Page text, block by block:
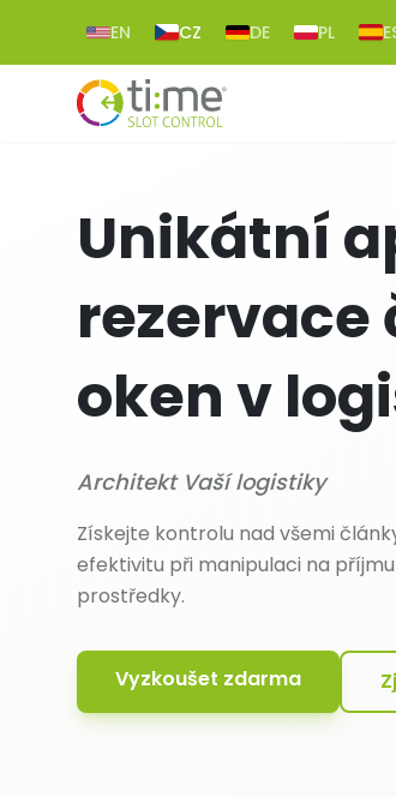
EN CZ DE PL
Unikátní
rezervace
oken v
Architekt Vaší logistiky
Získejte kontrolu nad všemi
efektivitu při manipulaci na
prostředky.
Vyzkoušet zdarma